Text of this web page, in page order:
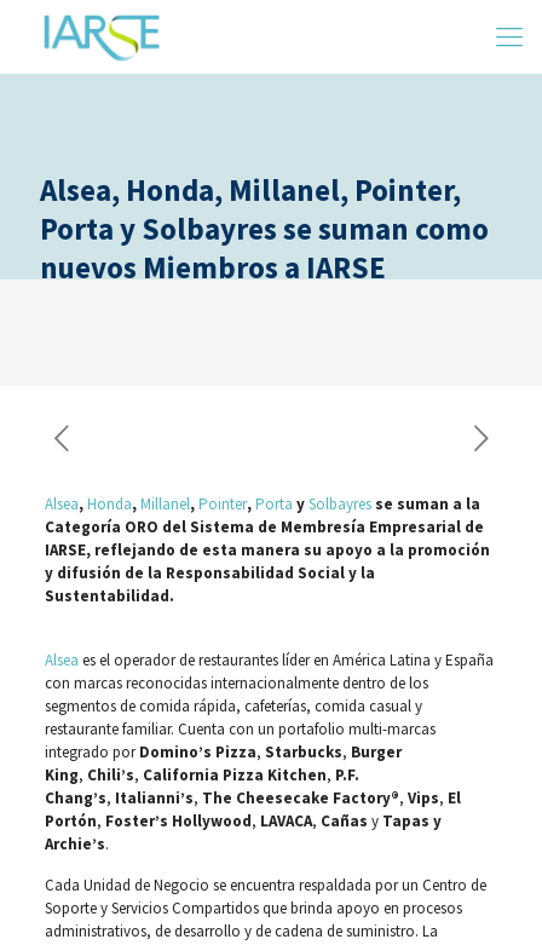
Alsea, Honda, Millanel, Pointer,
Porta y Solbayres se suman como
nuevos Miembros a IARSE
Alsea,Honda,Millanel,Pointer,Porta ySolbayresse suman a la
Categoría ORO del Sistema de Membresía Empresarial de
IARSE, reflejando de esta manera su apoyo a la promoción
y difusión de la Responsabilidad Social y la
Sustentabilidad.
Alsea es el operador de restaurantes líder en América Latina y España
con marcas reconocidas internacionalmente dentro de los
segmentos de comida rápida, cafeterías, comida casual y
restaurante familiar. Cuenta con un portafolio multi-marcas
integrado porDomino’s Pizza, Starbucks, Burger
King, Chili’s, California Pizza Kitchen, P.F.
Chang’s, Italianni’s, The Cheesecake Factory®, Vips, El
Portón, Foster’s Hollywood, LAVACA, Cañas y Tapas y
Archie’s.
Cada Unidad de Negocio se encuentra respaldada por un Centro de
Soporte y Servicios Compartidos que brinda apoyo en procesos
administrativos, de desarrollo y de cadena de suministro. La